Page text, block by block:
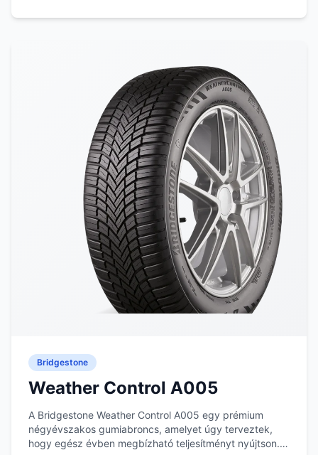
Bridgestone
Weather Control A005
A Bridgestone Weather Control A005 egy prémium
négyévszakos gumiabroncs, amelyet úgy terveztek,
hogy egész évben megbízható teljesítményt nyújtson.